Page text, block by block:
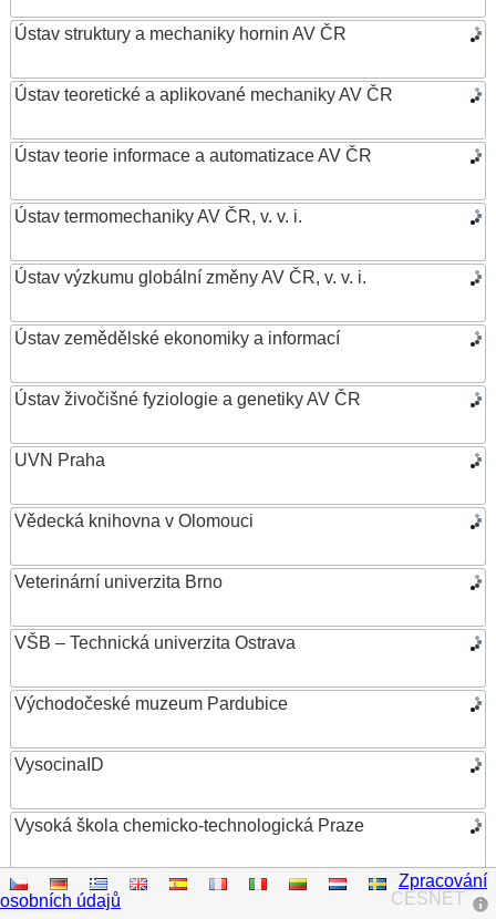
Ústav struktury a mechaniky hornin AV ČR
Ústav teoretické a aplikované mechaniky AV ČR
Ústav teorie informace a automatizace AV ČR
Ústav termomechaniky AV ČR, v. v. i.
Ústav výzkumu globální změny AV ČR, v. v. i.
Ústav zemědělské ekonomiky a informací
Ústav živočišné fyziologie a genetiky AV ČR
UVN Praha
Vědecká knihovna v Olomouci
Veterinární univerzita Brno
VŠB – Technická univerzita Ostrava
Východočeské muzeum Pardubice
VysocinaID
Vysoká škola chemicko-technologická Praze
Vysoká škola ekonomická v Praze
CESNET
Zpracování
osobních údajů